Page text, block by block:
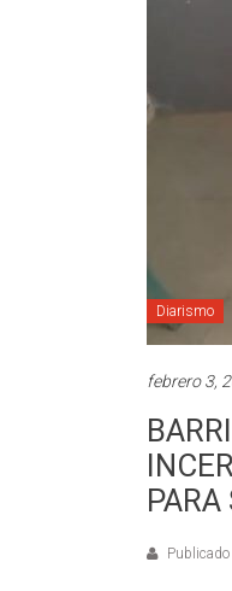
Diarismo
febrero 3,
PARA